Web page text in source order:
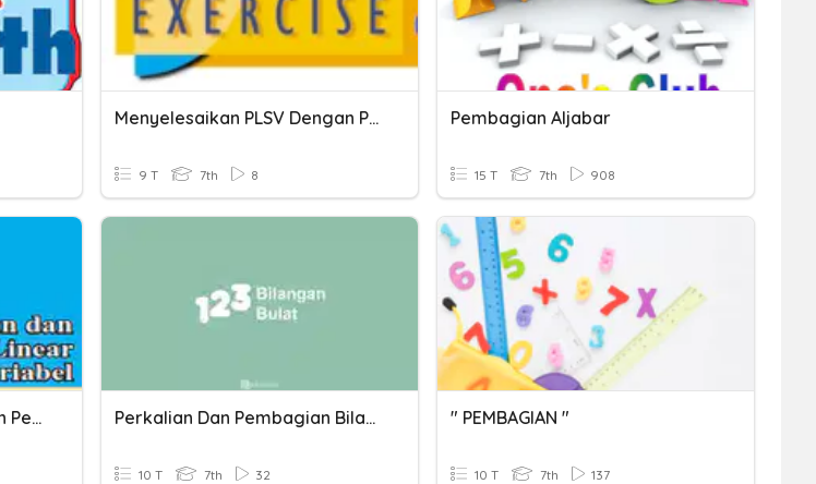
Menyelesaikan PLSV Dengan Pembagian
9 T 7th 8
Pembagian Aljabar
15 T 7th 908
Penyelesaian PLDV Dengan Perkalian Atau Pembagian Perkalian Dan Pembagian Bilangan Bulat
10 T 7th 32
" PEMBAGIAN "
10 T 7th 137